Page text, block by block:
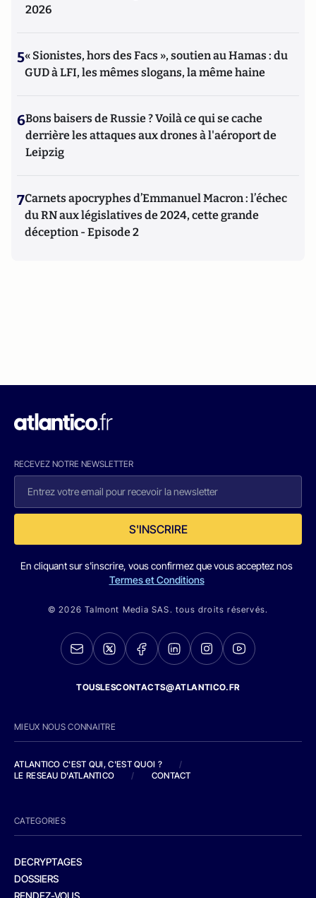
2026
5« Sionistes, hors des Facs », soutien au Hamas : du
GUD à LFI, les mêmes slogans, la même haine
6Bons baisers de Russie ? Voilà ce qui se cache
derrière les attaques aux drones à l'aéroport de
Leipzig
7Carnets apocryphes d’Emmanuel Macron : l’échec
du RN aux législatives de 2024, cette grande
déception - Episode 2
RECEVEZ NOTRE NEWSLETTER
S'INSCRIRE
En cliquant sur s'inscrire, vous confirmez que vous acceptez nos
Termes et Conditions
© 2026 Talmont Media SAS. tous droits réservés.
TOUSLESCONTACTS@ATLANTICO.FR
MIEUX NOUS CONNAITRE
ATLANTICO C'EST QUI, C'EST QUOI ?
/
LE RESEAU D'ATLANTICO
/ CONTACT
CATEGORIES
DECRYPTAGES
DOSSIERS